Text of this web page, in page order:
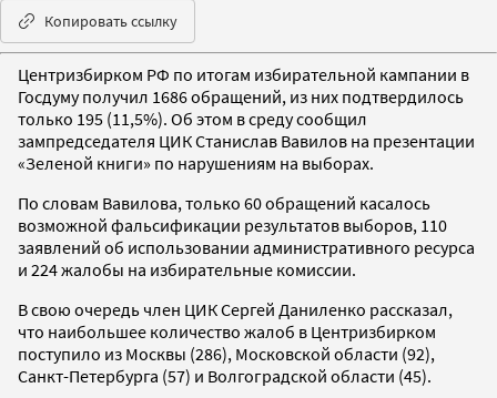
Копировать ссылку
Центризбирком РФ по итогам избирательной кампании в
Госдуму получил 1686 обращений, из них подтвердилось
только 195 (11,5%). Об этом в среду сообщил
зампредседателя ЦИК Станислав Вавилов на презентации
«Зеленой книги» по нарушениям на выборах.
По словам Вавилова, только 60 обращений касалось
возможной фальсификации результатов выборов, 110
заявлений об использовании административного ресурса
и 224 жалобы на избирательные комиссии.
В свою очередь член ЦИК Сергей Даниленко рассказал,
что наибольшее количество жалоб в Центризбирком
поступило из Москвы (286), Московской области (92),
Санкт-Петербурга (57) и Волгоградской области (45).